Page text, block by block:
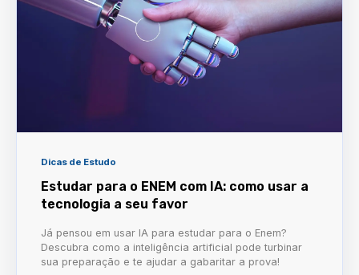
Dicas de Estudo
Estudar para o ENEM com IA: como usar a
tecnologia a seu favor
Já pensou em usar IA para estudar para o Enem?
Descubra como a inteligência artificial pode turbinar
sua preparação e te ajudar a gabaritar a prova!